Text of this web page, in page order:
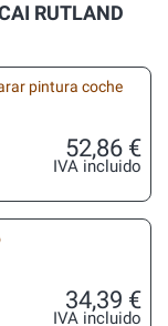
RUTLAND
pintura coche
52,86 €
IVA incluido
34,39 €
IVA incluido